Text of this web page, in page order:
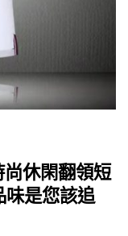
休閑翻領短
味是您該追